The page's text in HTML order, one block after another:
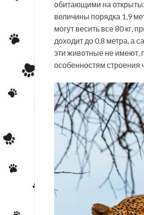
обитающими на
величины порядка 1,9
могут весить все 80 кг,
доходит до 0,8 метра, а
эти животные не имеют,
особенностям строения